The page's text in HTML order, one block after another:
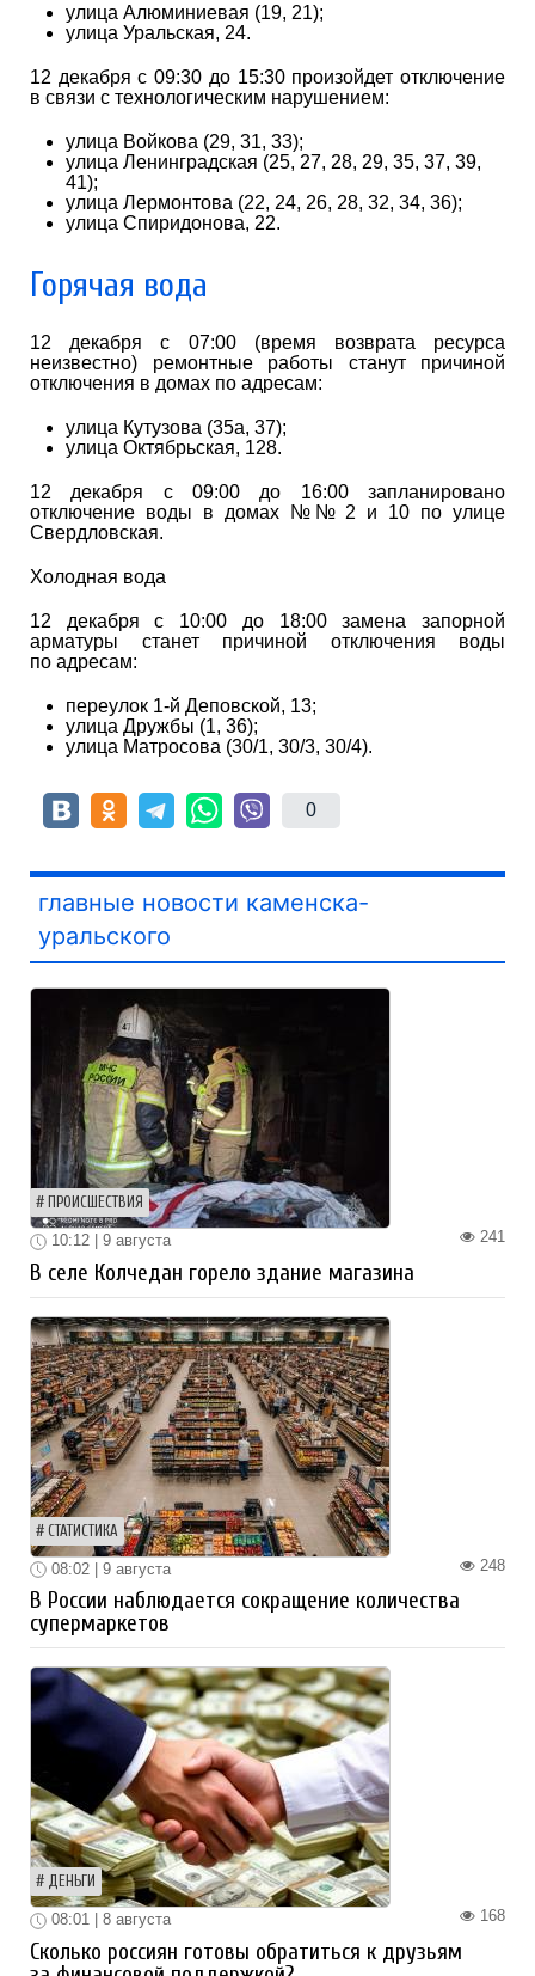
улица Алюминиевая (19, 21);
улица Уральская, 24.
12 декабря с 09:30 до 15:30 произойдет отключение
в связи с технологическим нарушением:
улица Войкова (29, 31, 33);
улица Ленинградская (25, 27, 28, 29, 35, 37, 39,
41);
улица Лермонтова (22, 24, 26, 28, 32, 34, 36);
улица Спиридонова, 22.
Горячая вода
12 декабря с 07:00 (время возврата ресурса
неизвестно) ремонтные работы станут причиной
отключения в домах по адресам:
улица Кутузова (35а, 37);
улица Октябрьская, 128.
12 декабря с 09:00 до 16:00 запланировано
отключение воды в домах №№ 2 и 10 по улице
Свердловская.
Холодная вода
12 декабря с 10:00 до 18:00 замена запорной
арматуры станет причиной отключения воды
по адресам:
переулок 1-й Деповской, 13;
улица Дружбы (1, 36);
улица Матросова (30/1, 30/3, 30/4).
0
главные новости каменска-
уральского
ПРОИСШЕСТВИЯ
241
10:12 | 9 августа
В селе Колчедан горело здание магазина
СТАТИСТИКА
248
08:02 | 9 августа
В России наблюдается сокращение количества
супермаркетов
ДЕНЬГИ
168
08:01 | 8 августа
Сколько россиян готовы обратиться к друзьям